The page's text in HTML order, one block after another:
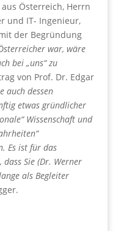
Österreich, Herrn
und IT- Ingenieur,
der Begründung
war, wäre
bei „uns“ zu
von Prof. Dr. Edgar
auch dessen
etwas gründlicher
Wissenschaft und
Es ist für das
Sie (Dr. Werner
als Begleiter